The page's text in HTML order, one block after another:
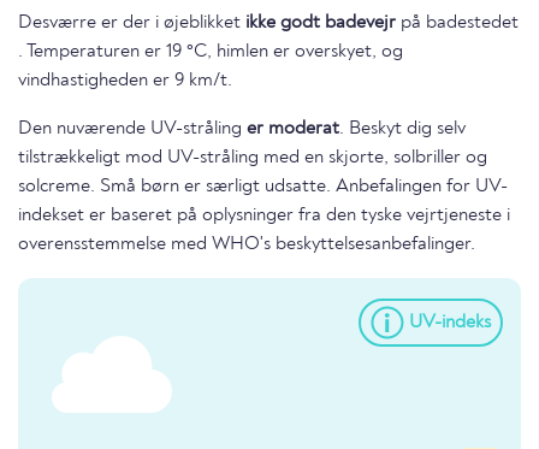
Desværre er der i øjeblikket ikke godt badevejr på badestedet
. Temperaturen er 19 °C, himlen er overskyet, og
vindhastigheden er 9 km/t.
Den nuværende UV-stråling er moderat. Beskyt dig selv
tilstrækkeligt mod UV-stråling med en skjorte, solbriller og
solcreme. Små børn er særligt udsatte. Anbefalingen for UV-
indekset er baseret på oplysninger fra den tyske vejrtjeneste i
overensstemmelse med WHO's beskyttelsesanbefalinger.
UV-indeks